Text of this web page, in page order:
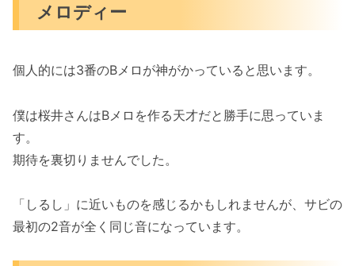
メロディー
個人的には3番のBメロが神がかっていると思います。
僕は桜井さんはBメロを作る天才だと勝手に思っていま
す。
期待を裏切りませんでした。
「しるし」に近いものを感じるかもしれませんが、サビの
最初の2音が全く同じ音になっています。